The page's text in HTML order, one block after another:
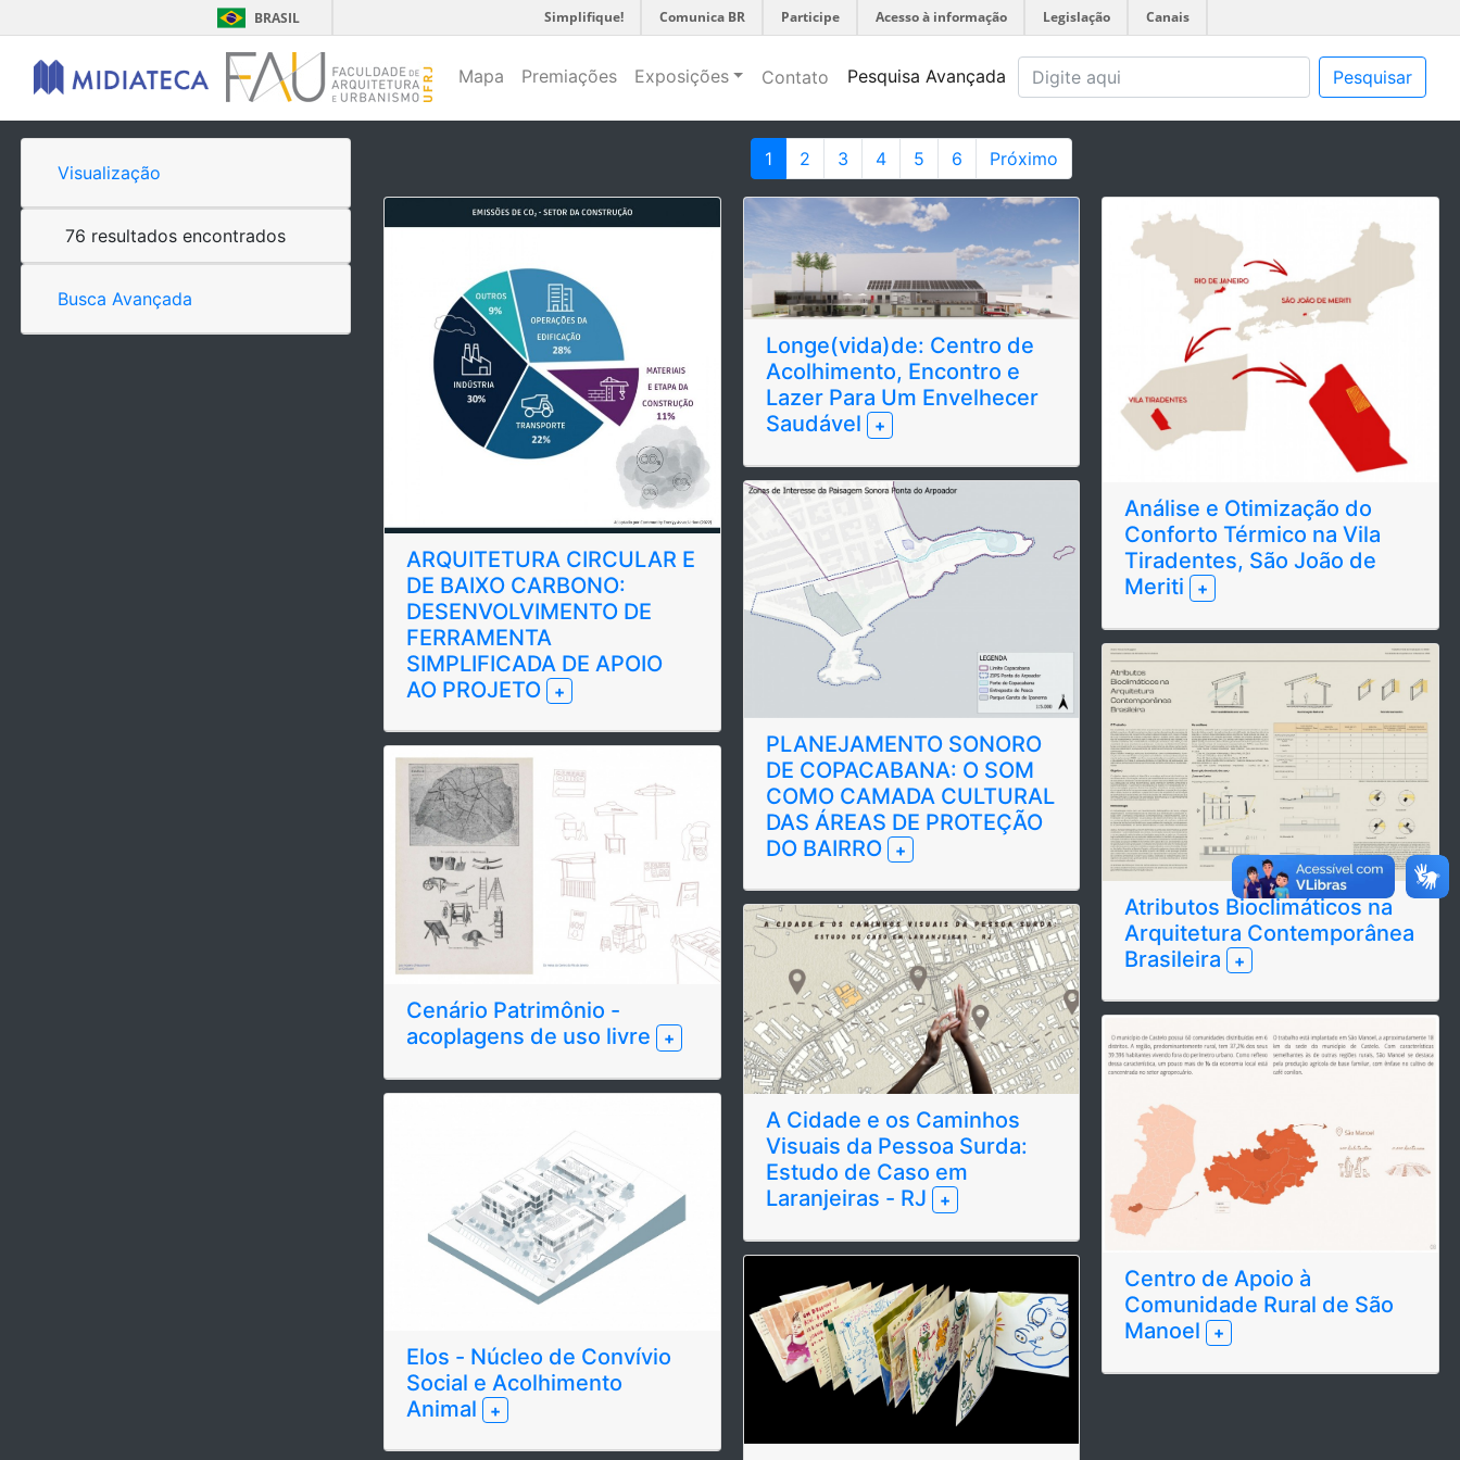
BRASIL Simplifique! Comunica BR Participe Acesso à informação Legislação Canais
Mapa Premiações Exposições Contato Pesquisa Avançada Pesquisar
Visualização
76 resultados encontrados
Busca Avançada
1 2 3 4 5 6 Próximo
ARQUITETURA CIRCULAR E
DE BAIXO CARBONO:
DESENVOLVIMENTO DE
FERRAMENTA
SIMPLIFICADA DE APOIO
AO PROJETO
+
Cenário Patrimônio -
acoplagens de uso livre
+
Elos - Núcleo de Convívio
Social e Acolhimento
Animal
+
Longe(vida)de: Centro de
Acolhimento, Encontro e
Lazer Para Um Envelhecer
Saudável
+
PLANEJAMENTO SONORO
DE COPACABANA: O SOM
COMO CAMADA CULTURAL
DAS ÁREAS DE PROTEÇÃO
DO BAIRRO
+
A Cidade e os Caminhos
Visuais da Pessoa Surda:
Estudo de Caso em
Laranjeiras - RJ
+
Análise e Otimização do
Conforto Térmico na Vila
Tiradentes, São João de
Meriti +
Atributos Bioclimáticos na
Arquitetura Contemporânea
Brasileira +
Centro de Apoio à
Comunidade Rural de São
Manoel +